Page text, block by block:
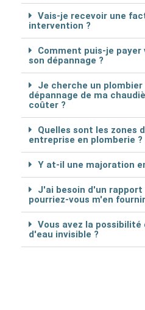
Vais-je recevoir une
intervention ?
Comment puis-je
son dépannage ?
Je cherche un
dépannage de ma
coûter ?
Quelles sont les zones
entreprise en plomberie ?
Y at-il une majoration
J'ai besoin d'un
pourriez-vous m'en
Vous avez la
d'eau invisible ?